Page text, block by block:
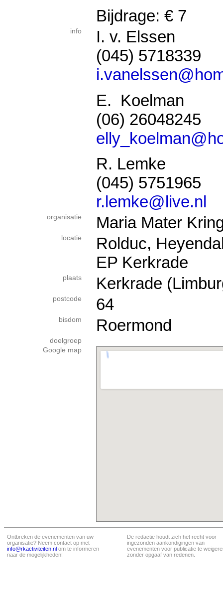
Bijdrage: € 7
info
I. v. Elssen
(045) 5718339
E. Koelman
(06) 26048245
R. Lemke
(045) 5751965
r.lemke@live.nl
organisatie Maria Mater
locatie
Rolduc,
EP Kerkrade
plaats Kerkrade
postcode 64
bisdom Roermond
doelgroep
Google map
Ontbreken de evenementen van uw
organisatie? Neem contact op met
info@rkactiviteiten.nl om te informeren
naar de mogelijkheden!
De redactie houdt zich het recht voor
ingezonden aankondigingen van
evenementen voor publicatie te
zonder opgaaf van redenen.